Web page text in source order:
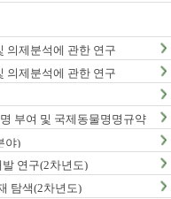
의제분석에 관한 연구
의제분석에 관한 연구
부여 및 국제동물명명규약
야)
연구(2차년도)
탐색(2차년도)